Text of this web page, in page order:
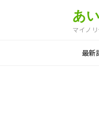
あ
マイノ
最新